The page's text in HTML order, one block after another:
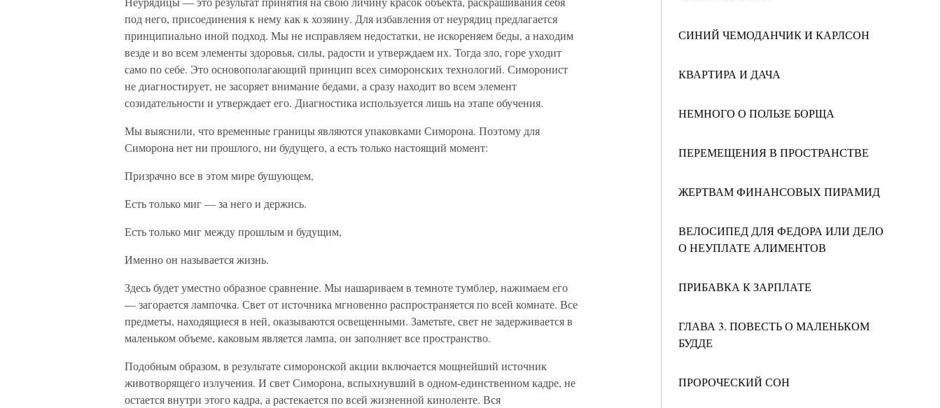
СИНИЙ ЧЕМОДАНЧИК И КАРЛСОН
КВАРТИРА И ДАЧА
НЕМНОГО О ПОЛЬЗЕ БОРЩА
ПЕРЕМЕЩЕНИЯ В ПРОСТРАНСТВЕ
ЖЕРТВАМ ФИНАНСОВЫХ ПИРАМИД
ВЕЛОСИПЕД ДЛЯ ФЕДОРА ИЛИ ДЕЛО
О НЕУПЛАТЕ АЛИМЕНТОВ
ПРИБАВКА К ЗАРПЛАТЕ
ГЛАВА 3. ПОВЕСТЬ О МАЛЕНЬКОМ
БУДДЕ
ПРОРОЧЕСКИЙ СОН
под него, присоединения к нему как к хозяину. Для избавления от неурядиц предлагается
принципиально иной подход. Мы не исправляем недостатки, не искореняем беды, а находим
везде и во всем элементы здоровья, силы, радости и утверждаем их. Тогда зло, горе уходит
само по себе. Это основополагающий принцип всех симоронских технологий. Симоронист
не диагностирует, не засоряет внимание бедами, а сразу находит во всем элемент
созидательности и утверждает его. Диагностика используется лишь на этапе обучения.
Мы выяснили, что временные границы являются упаковками Симорона. Поэтому для
Симорона нет ни прошлого, ни будущего, а есть только настоящий момент:
Призрачно все в этом мире бушующем,
Есть только миг — за него и держись.
Есть только миг между прошлым и будущим,
Именно он называется жизнь.
Здесь будет уместно образное сравнение. Мы нашариваем в темноте тумблер, нажимаем его
— загорается лампочка. Свет от источника мгновенно распространяется по всей комнате. Все
предметы, находящиеся в ней, оказываются освещенными. Заметьте, свет не задерживается в
маленьком объеме, каковым является лампа, он заполняет все пространство.
Подобным образом, в результате симоронской акции включается мощнейший источник
животворящего излучения. И свет Симорона, вспыхнувший в одном-единственном кадре, не
остается внутри этого кадра, а растекается по всей жизненной киноленте. Вся